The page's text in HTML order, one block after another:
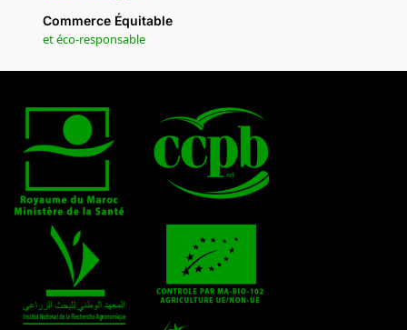
Commerce Équitable
et éco-responsable